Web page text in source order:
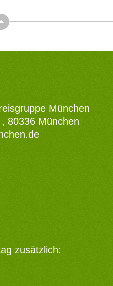
Top
München
80336 München
zusätzlich: